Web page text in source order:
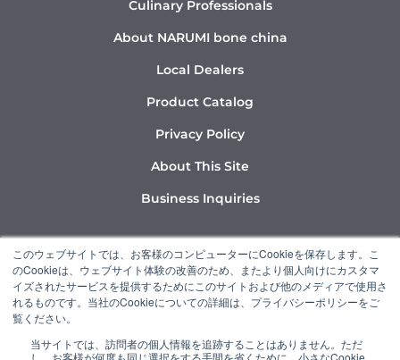
このウェブサイトでは、お客様のコンピューターにCookieを保存します。こ
のCookieは、ウェブサイト体験の改善のため、またより個人向けにカスタマ
イズされたサービスを提供するためにこのサイトおよび他のメディアで使用さ
れるものです。当社のCookieについての詳細は、プライバシーポリシーをご
覧ください。
当サイトでは、訪問者の個人情報を追跡することはありません。ただ
し、お客様が何度も同じ選択をする手間を省くために、小さなCookie
Culinary Professionals
About NARUMI bone china
Local Dealers
Product Catalog
Privacy Policy
About This Site
Business Inquiries
Y
o
u
t
b
I
n
s
t
g
L
i
n
k
d